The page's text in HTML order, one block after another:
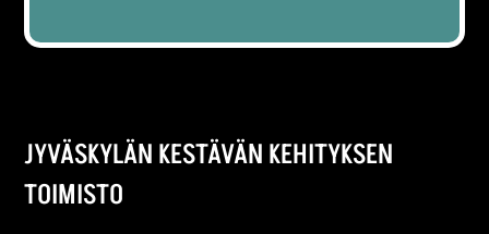
JYVÄSKYLÄN KESTÄVÄN KEHITYKSEN
TOIMISTO